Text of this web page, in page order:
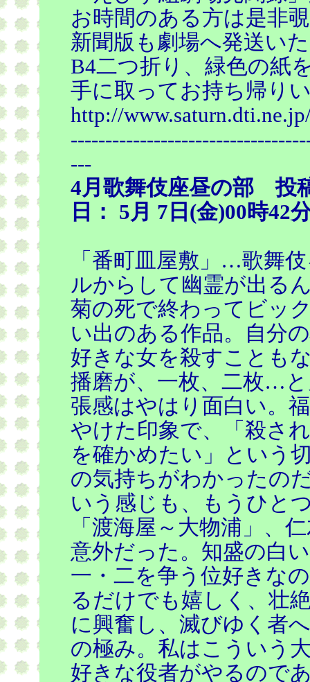
お時間のある方は是非
新聞版も劇場へ発送い
B4二つ折り、緑色の紙
手に取ってお持ち帰り
http://
---
4月歌舞伎座昼の部 投
日： 5月 7日(金)00時42
「番町皿屋敷」…歌舞
ルからして幽霊が出る
菊の死で終わってビッ
い出のある作品。自分
好きな女を殺すことも
播磨が、一枚、二枚…
張感はやはり面白い。
やけた印象で、「殺さ
を確かめたい」という
の気持ちがわかったの
いう感じも、もうひと
「渡海屋～大物浦」、
意外だった。知盛の白
一・二を争う位好きな
るだけでも嬉しく、壮
に興奮し、滅びゆく者
の極み。私はこういう
好きな役者がやるので